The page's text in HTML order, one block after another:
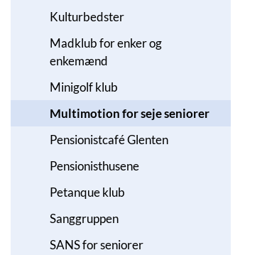
Kulturbedster
Madklub for enker og
enkemænd
Minigolf klub
Multimotion for seje seniorer
Pensionistcafé Glenten
Pensionisthusene
Petanque klub
Sanggruppen
SANS for seniorer